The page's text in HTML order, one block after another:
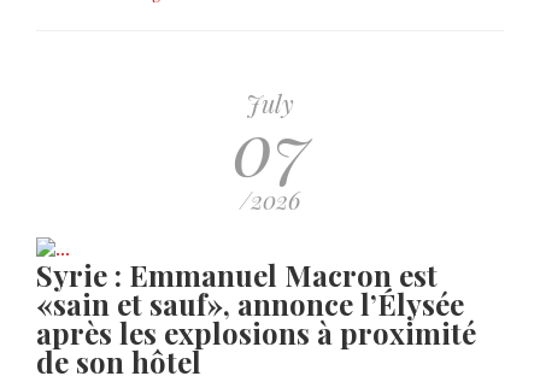
July
07
/2026
Syrie : Emmanuel Macron est
«sain et sauf», annonce l’Élysée
après les explosions à proximité
de son hôtel